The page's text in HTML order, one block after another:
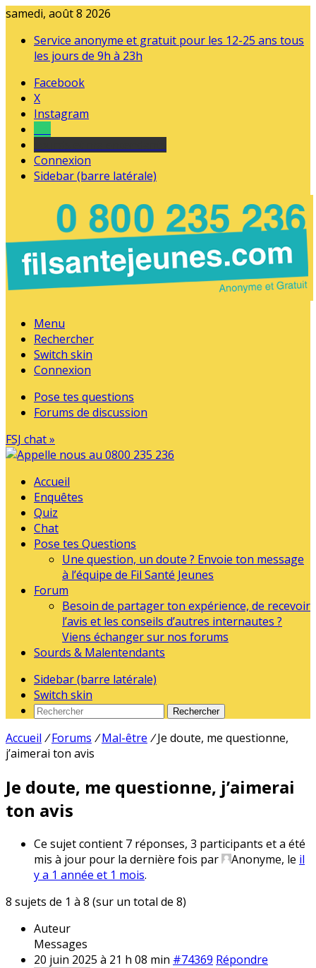
samedi, août 8 2026
Service anonyme et gratuit pour les 12-25 ans tous
les jours de 9h à 23h
Facebook
X
Instagram
Connexion
Sidebar (barre latérale)
Menu
Rechercher
Switch skin
Connexion
Pose tes questions
Forums de discussion
FSJ chat »
Accueil
Enquêtes
Quiz
Chat
Pose tes Questions
Une question, un doute ? Envoie ton message
à l’équipe de Fil Santé Jeunes
Forum
Besoin de partager ton expérience, de recevoir
l’avis et les conseils d’autres internautes ?
Viens échanger sur nos forums
Sourds & Malentendants
Sidebar (barre latérale)
Switch skin
Rechercher
Accueil / Forums / Mal-être / Je doute, me questionne,
j’aimerai ton avis
Je doute, me questionne, j’aimerai
ton avis
Ce sujet contient 7 réponses, 3 participants et a été
mis à jour pour la dernière fois par
Anonyme, le il
y a 1 année et 1 mois.
8 sujets de 1 à 8 (sur un total de 8)
Auteur
Messages
20 juin 2025 à 21 h 08 min #74369 Répondre